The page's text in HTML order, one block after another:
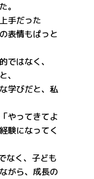
。
手だった
表情もぱっと
ではなく、
、
学びだと、私
やってきてよ
験になってく
なく、子ども
がら、成長の